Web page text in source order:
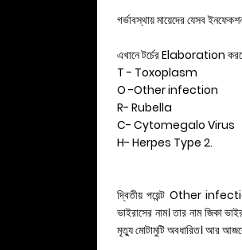
গর্ভাবস্থায় মায়েদের যেসব
এখানে টর্চের Elaboration
T - Toxoplasm
O -Other infection
R- Rubella
C- Cytomegalo Virus
H- Herpes Type 2.
দ্বিতীয় পয়েন্ট Other
ভাইরাসের নাম। তার নাম জিকা
মৃত্যু মোটামুটি অবধারিত। আর